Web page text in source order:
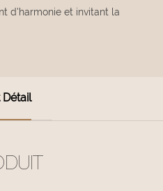
d'harmonie et invitant la